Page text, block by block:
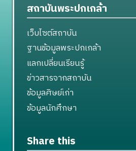
สถาบันพระปกเกล้า
เว็บไซต์สถาบัน
ฐานข้อมูลพระปกเกล้า
แลกเปลี่ยนเรียนรู้
ข่าวสารจากสถาบัน
ข้อมูลศิษย์เก่า
ข้อมูลนักศึกษา
Share this